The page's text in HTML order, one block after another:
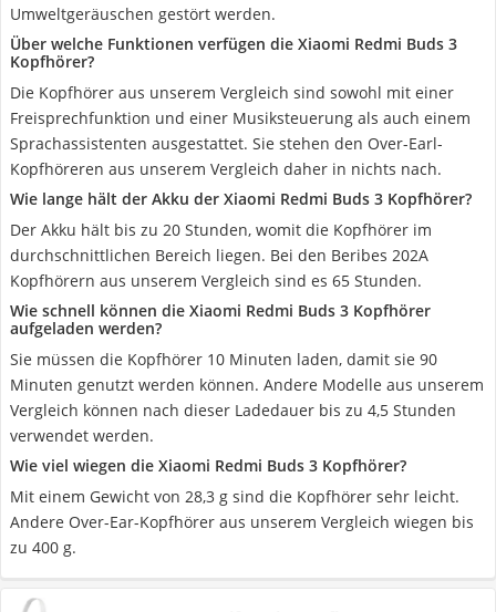
Umweltgeräuschen gestört werden.
Über welche Funktionen verfügen die Xiaomi Redmi Buds 3
Kopfhörer?
Die Kopfhörer aus unserem Vergleich sind sowohl mit einer
Freisprechfunktion und einer Musiksteuerung als auch einem
Sprachassistenten ausgestattet. Sie stehen den Over-Earl-
Kopfhöreren aus unserem Vergleich daher in nichts nach.
Wie lange hält der Akku der Xiaomi Redmi Buds 3 Kopfhörer?
Der Akku hält bis zu 20 Stunden, womit die Kopfhörer im
durchschnittlichen Bereich liegen. Bei den Beribes 202A
Kopfhörern aus unserem Vergleich sind es 65 Stunden.
Wie schnell können die Xiaomi Redmi Buds 3 Kopfhörer
aufgeladen werden?
Sie müssen die Kopfhörer 10 Minuten laden, damit sie 90
Minuten genutzt werden können. Andere Modelle aus unserem
Vergleich können nach dieser Ladedauer bis zu 4,5 Stunden
verwendet werden.
Wie viel wiegen die Xiaomi Redmi Buds 3 Kopfhörer?
Mit einem Gewicht von 28,3 g sind die Kopfhörer sehr leicht.
Andere Over-Ear-Kopfhörer aus unserem Vergleich wiegen bis
zu 400 g.